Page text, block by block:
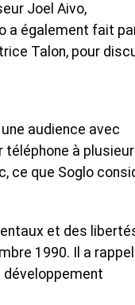
Joel Aivo,
a également fait
Talon, pour
audience avec
téléphone à
ce que Soglo
et des
1990. Il a